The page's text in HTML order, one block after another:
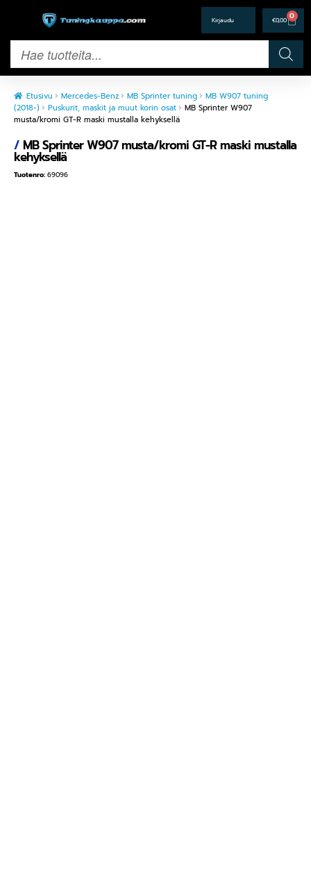
€0,00 0
Etusivu Mercedes-Benz MB Sprinter tuning
MB W907 tuning
(2018-)
Puskurit, maskit ja muut korin osat
MB Sprinter W907
musta/kromi GT-R maski mustalla kehyksellä
/MB Sprinter W907 musta/kromi GT-R maski mustalla
kehyksellä
Tuotenro: 69096